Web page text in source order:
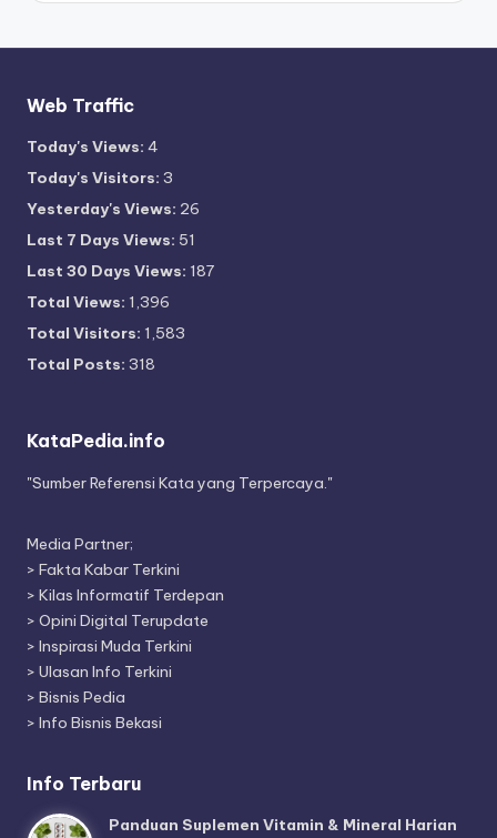
Web Traffic
Today's Views: 4
Today's Visitors: 3
Yesterday's Views: 26
Last 7 Days Views: 51
Last 30 Days Views: 187
Total Views: 1,396
Total Visitors: 1,583
Total Posts: 318
KataPedia.info
"Sumber Referensi Kata yang Terpercaya."
Media Partner;
> Fakta Kabar Terkini
> Kilas Informatif Terdepan
> Opini Digital Terupdate
> Inspirasi Muda Terkini
> Ulasan Info Terkini
> Bisnis Pedia
> Info Bisnis Bekasi
Info Terbaru
Panduan Suplemen Vitamin & Mineral Harian